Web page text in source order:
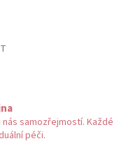
samozřejmostí. Každé
péči.